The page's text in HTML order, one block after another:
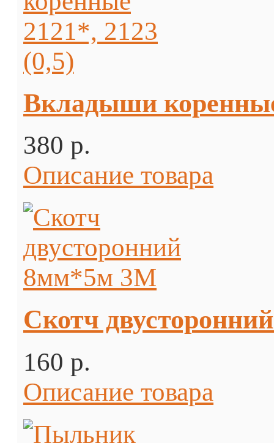
Вкладыши
380 p.
Описание товара
Скотч
160 p.
Описание товара